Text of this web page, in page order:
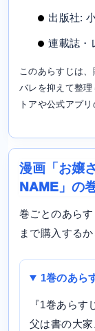
出版社:
連載誌・
このあらすじは
バレを抑えて整
トアや公式アプ
漫画「お嬢
NAME」の
巻ごとのあら
まで購入する
1巻のあら
『1巻あらす
父は書の大